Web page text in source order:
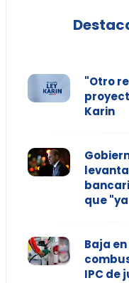
"Otro
Karin
que
Baja
IPC de